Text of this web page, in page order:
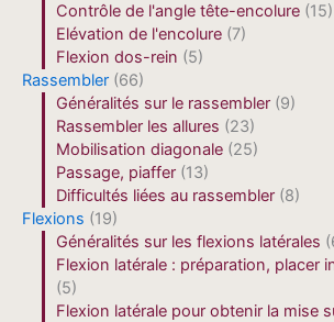
Contrôle de l'angle tête-encolure (15)
Elévation de l'encolure (7)
Flexion dos-rein (5)
Rassembler (66)
Généralités sur le rassembler (9)
Rassembler les allures (23)
Mobilisation diagonale (25)
Passage, piaffer (13)
Difficultés liées au rassembler (8)
Flexions (19)
Généralités sur les flexions latérales
Flexion latérale : préparation, placer
(5)
Flexion latérale pour obtenir la mise